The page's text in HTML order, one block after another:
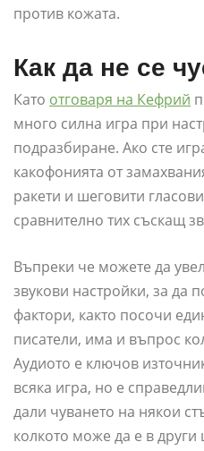
против кожата.
Как да не се
Като отговаря на Кефрий
много силна игра при
подразбиране. Ако сте
какофонията от
ракети и шеговити
сравнително тих съскащ
Въпреки че можете да
звукови настройки, за да
фактори, както посочи
писатели, има и въпрос
Аудиото е ключов
всяка игра, но е
дали чуването на някои
колкото може да е в други